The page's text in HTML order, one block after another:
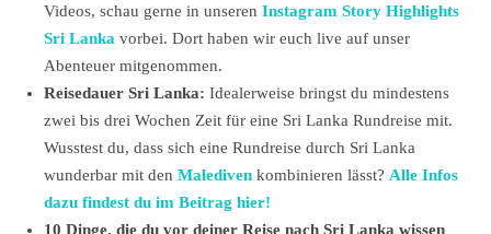
Videos, schau gerne in unseren Instagram Story Highlights
Sri Lanka vorbei. Dort haben wir euch live auf unser
Abenteuer mitgenommen.
Reisedauer Sri Lanka: Idealerweise bringst du mindestens
zwei bis drei Wochen Zeit für eine Sri Lanka Rundreise mit.
Wusstest du, dass sich eine Rundreise durch Sri Lanka
wunderbar mit den Malediven kombinieren lässt? Alle Infos
dazu findest du im Beitrag hier!
10 Dinge, die du vor deiner Reise nach Sri Lanka wissen